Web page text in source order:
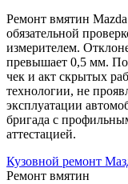
Ремонт вмятин
обязательной
измерителем.
превышает 0,5 мм.
чек и акт скрытых
технологии, не
эксплуатации
бригада с
аттестацией.
Кузовной ремонт
Ремонт вмятин